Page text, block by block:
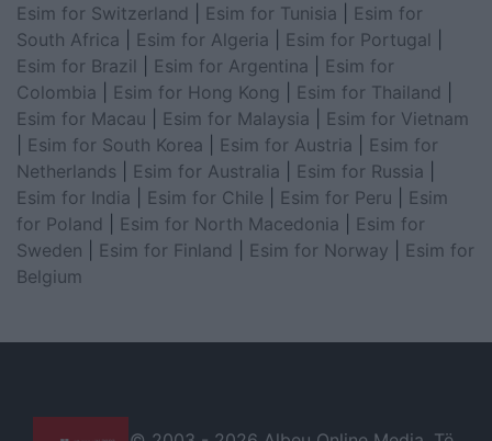
Esim for Switzerland
Esim for Tunisia
Esim for
South Africa
Esim for Algeria Esim for Portugal
Esim for Brazil
Esim for Argentina
Esim for
Colombia
Esim for Hong Kong Esim for Thailand
Esim for Macau
Esim for Malaysia
Esim for Vietnam
Esim for South Korea Esim for Austria
Esim for
Netherlands
Esim for Australia Esim for Russia
Esim for India
Esim for Chile Esim for Peru
Esim
for Poland
Esim for North Macedonia
Esim for
Sweden
Esim for Finland Esim for Norway
Esim for
Belgium